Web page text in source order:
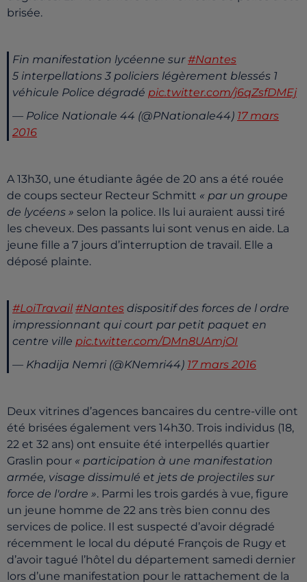
brisée.
Fin manifestation lycéenne sur#Nantes
5 interpellations 3 policiers légèrement blessés 1
véhicule Police dégradé pic.twitter.com/j6qZsfDMEj
— Police Nationale 44 (@PNationale44) 17 mars
2016
A 13h30, une étudiante âgée de 20 ans a été rouée
de coups secteur Recteur Schmitt « par un groupe
de lycéens » selon la police. Ils lui auraient aussi tiré
les cheveux. Des passants lui sont venus en aide. La
jeune fille a 7 jours d’interruption de travail. Elle a
déposé plainte.
#LoiTravail #Nantes dispositif des forces de l ordre
impressionnant qui court par petit paquet en
centre ville pic.twitter.com/DMn8UAmjOI
— Khadija Nemri (@KNemri44) 17 mars 2016
Deux vitrines d’agences bancaires du centre-ville ont
été brisées également vers 14h30. Trois individus (18,
22 et 32 ans) ont ensuite été interpellés quartier
Graslin pour « participation à une manifestation
armée, visage dissimulé et jets de projectiles sur
force de l'ordre ». Parmi les trois gardés à vue, figure
un jeune homme de 22 ans très bien connu des
services de police. Il est suspecté d’avoir dégradé
récemment le local du député François de Rugy et
d’avoir tagué l’hôtel du département samedi dernier
lors d’une manifestation pour le rattachement de la